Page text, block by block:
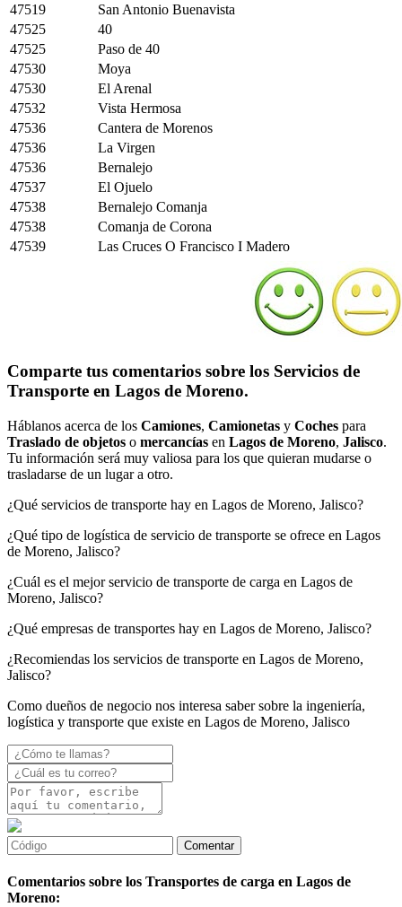
47519
San Antonio Buenavista
47525
40
47525
Paso de 40
47530
Moya
47530
El Arenal
47532
Vista Hermosa
47536
Cantera de Morenos
47536
La Virgen
47536
Bernalejo
47537
El Ojuelo
47538
Bernalejo Comanja
47538
Comanja de Corona
47539
Las Cruces O Francisco I Madero
Comparte tus comentarios sobre los Servicios de
Transporte en Lagos de Moreno.
Háblanos acerca de los Camiones, Camionetas y Coches para
Traslado de objetos o mercancías en Lagos de Moreno, Jalisco.
Tu información será muy valiosa para los que quieran mudarse o
trasladarse de un lugar a otro.
¿Qué servicios de transporte hay en Lagos de Moreno, Jalisco?
¿Qué tipo de logística de servicio de transporte se ofrece en Lagos
de Moreno, Jalisco?
¿Cuál es el mejor servicio de transporte de carga en Lagos de
Moreno, Jalisco?
¿Qué empresas de transportes hay en Lagos de Moreno, Jalisco?
¿Recomiendas los servicios de transporte en Lagos de Moreno,
Jalisco?
Como dueños de negocio nos interesa saber sobre la ingeniería,
logística y transporte que existe en Lagos de Moreno, Jalisco
Comentarios sobre los Transportes de carga en Lagos de
Moreno: